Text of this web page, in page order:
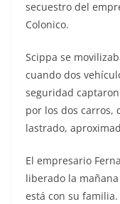
secuestro del
Colonico.
Scippa se
cuando dos
seguridad
por los dos carros,
lastrado,
El empresario
liberado la
está con su familia.